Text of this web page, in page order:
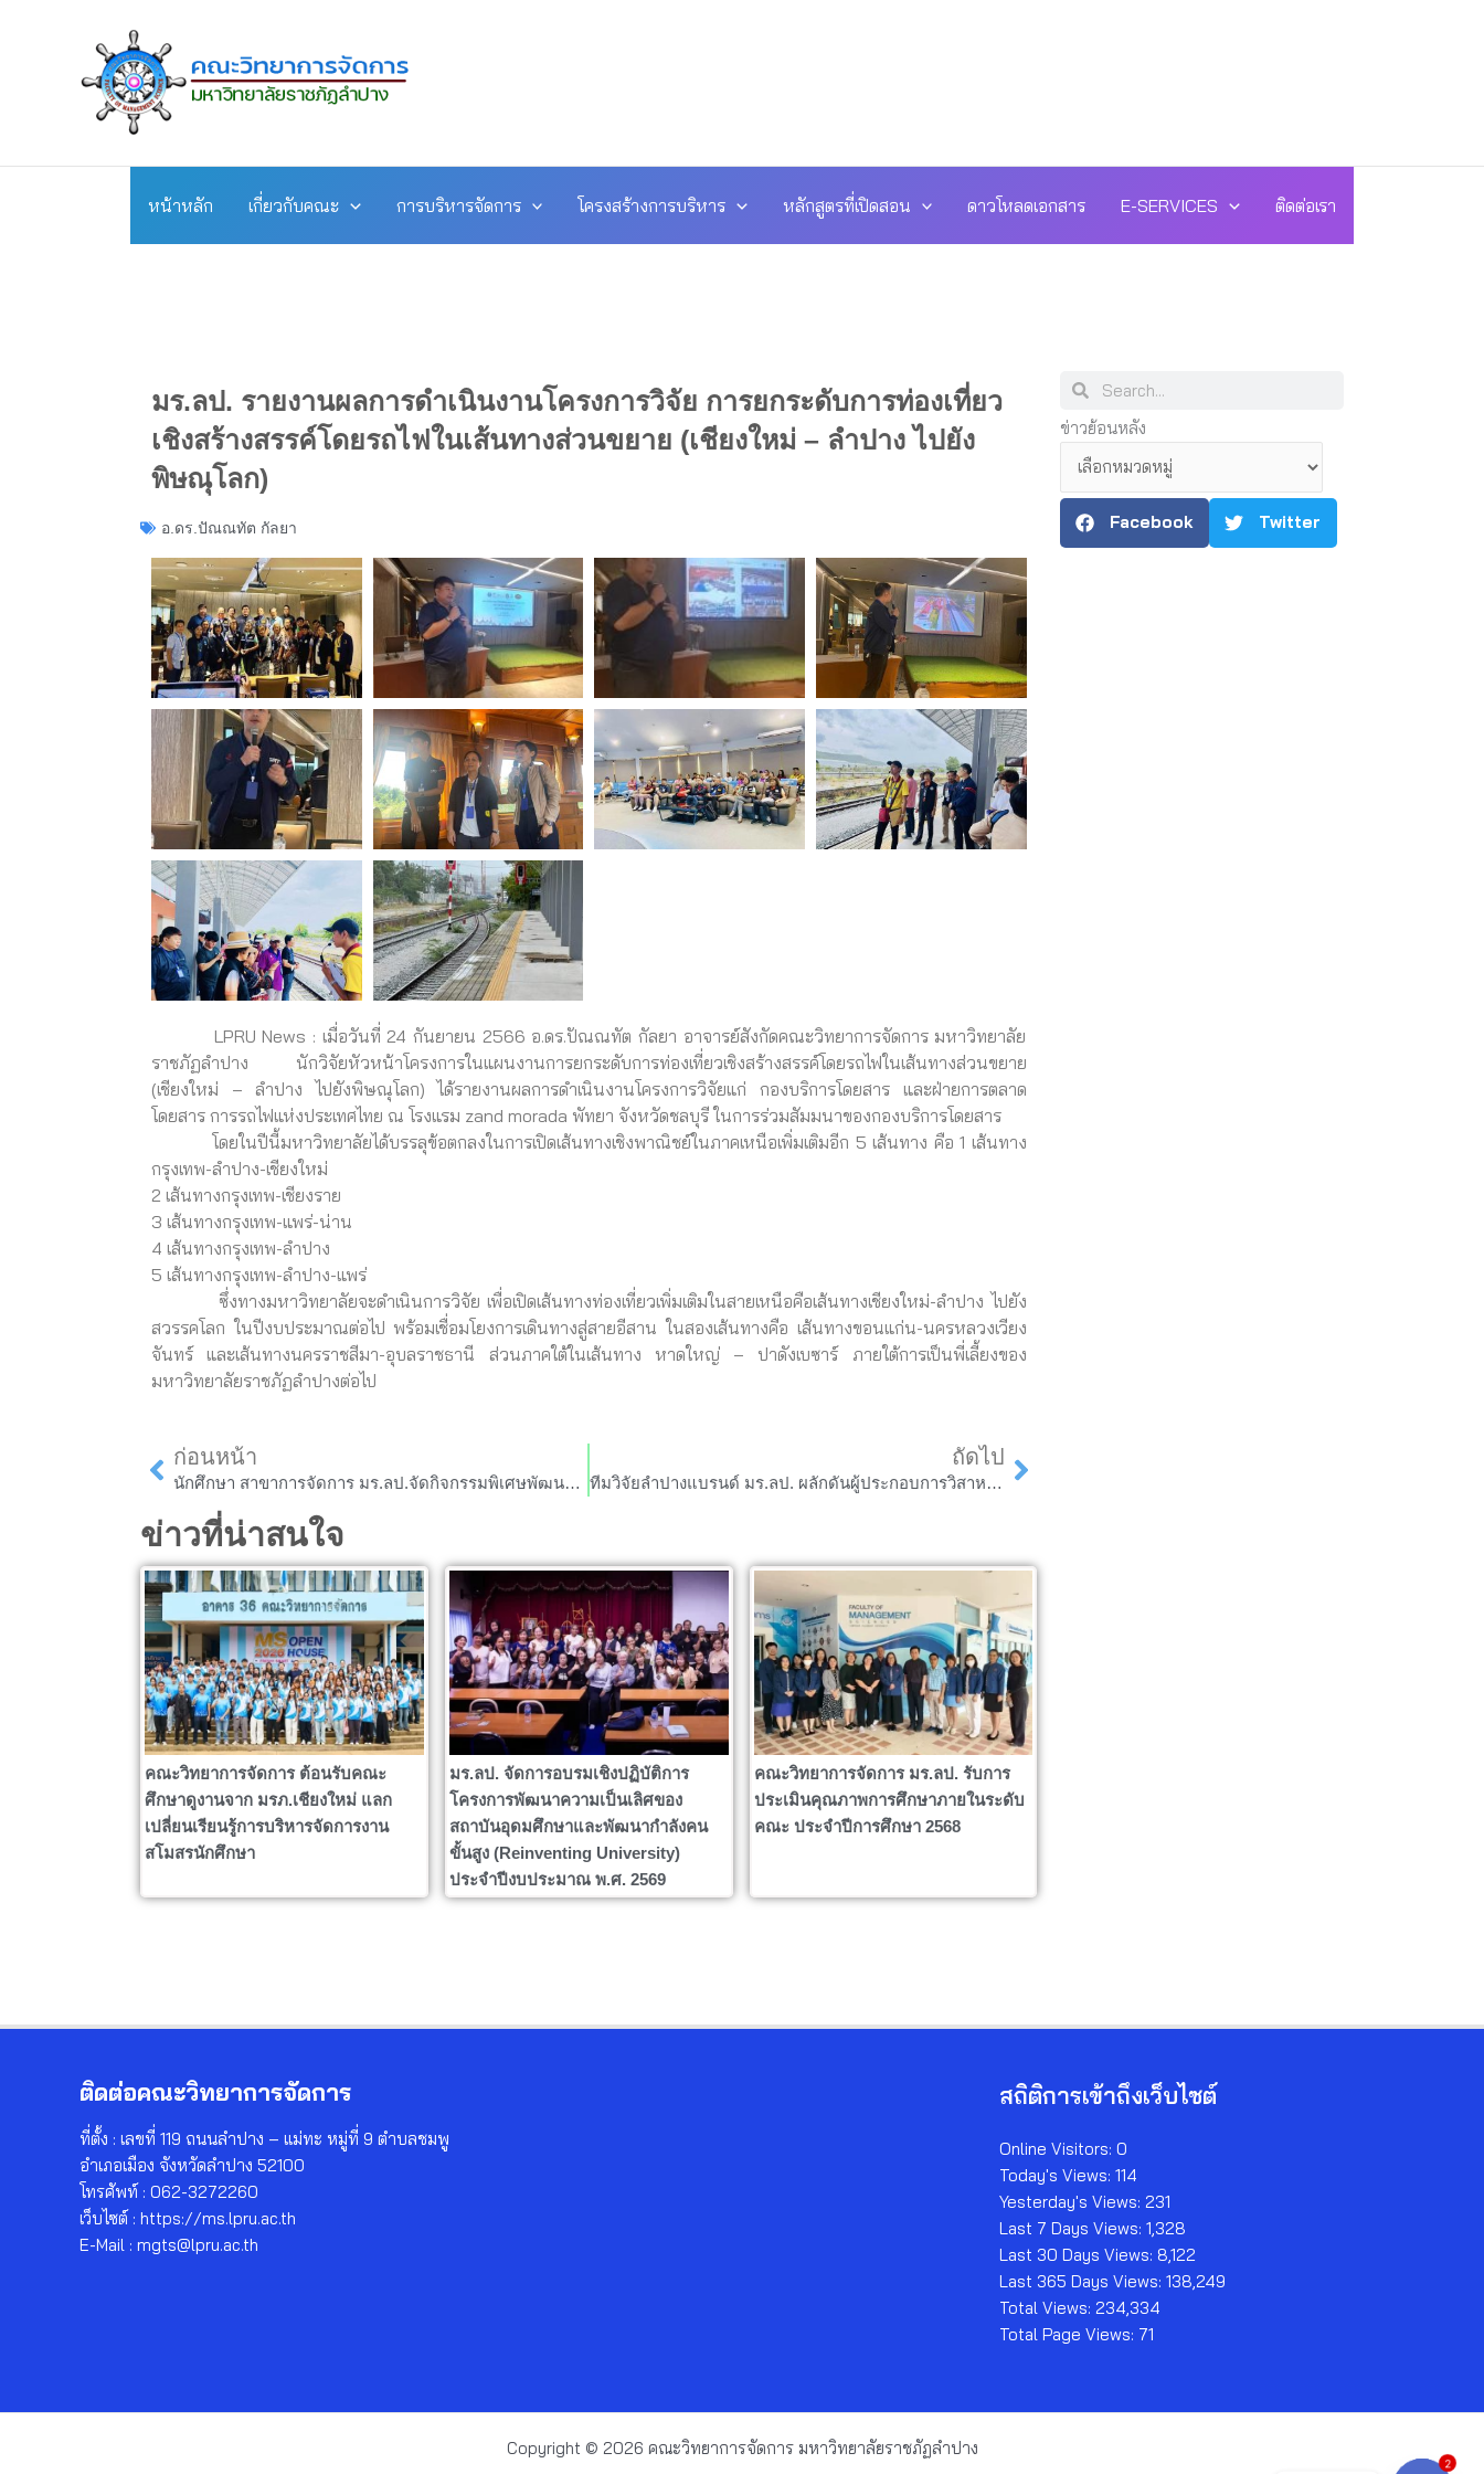
หน้าหลัก เกี่ยวกับคณะ การบริหารจัดการ โครงสร้างการบริหาร หลักสูตรที่เปิดสอน ดาวโหลดเอกสาร E-SERVICES ติดต่อเรา
มร.ลป. รายงานผลการดำเนินงานโครงการวิจัย การยกระดับการท่องเที่ยว
เชิงสร้างสรรค์โดยรถไฟในเส้นทางส่วนขยาย (เชียงใหม่ – ลำปาง ไปยัง
พิษณุโลก)
อ.ดร.ปัณณทัต กัลยา
LPRU News : เมื่อวันที่ 24 กันยายน 2566 อ.ดร.ปัณณทัต กัลยา อาจารย์สังกัดคณะวิทยาการจัดการ มหาวิทยาลัย
ราชภัฏลำปาง นักวิจัยหัวหน้าโครงการในแผนงานการยกระดับการท่องเที่ยวเชิงสร้างสรรค์โดยรถไฟในเส้นทางส่วนขยาย
(เชียงใหม่ – ลำปาง ไปยังพิษณุโลก) ได้รายงานผลการดำเนินงานโครงการวิจัยแก่ กองบริการโดยสาร และฝ่ายการตลาด
โดยสาร การรถไฟแห่งประเทศไทย ณ โรงแรม zand morada พัทยา จังหวัดชลบุรี ในการร่วมสัมมนาของกองบริการโดยสาร
โดยในปีนี้มหาวิทยาลัยได้บรรลุข้อตกลงในการเปิดเส้นทางเชิงพาณิชย์ในภาคเหนือเพิ่มเติมอีก 5 เส้นทาง คือ 1 เส้นทาง
กรุงเทพ-ลำปาง-เชียงใหม่
2 เส้นทางกรุงเทพ-เชียงราย
3 เส้นทางกรุงเทพ-แพร่-น่าน
4 เส้นทางกรุงเทพ-ลำปาง
5 เส้นทางกรุงเทพ-ลำปาง-แพร่
ซึ่งทางมหาวิทยาลัยจะดำเนินการวิจัย เพื่อเปิดเส้นทางท่องเที่ยวเพิ่มเติมในสายเหนือคือเส้นทางเชียงใหม่-ลำปาง ไปยัง
สวรรคโลก ในปีงบประมาณต่อไป พร้อมเชื่อมโยงการเดินทางสู่สายอีสาน ในสองเส้นทางคือ เส้นทางขอนแก่น-นครหลวงเวียง
จันทร์ และเส้นทางนครราชสีมา-อุบลราชธานี ส่วนภาคใต้ในเส้นทาง หาดใหญ่ – ปาดังเบซาร์ ภายใต้การเป็นพี่เลี้ยงของ
มหาวิทยาลัยราชภัฏลำปางต่อไป
Prev
ก่อนหน้า
นักศึกษา สาขาการจัดการ มร.ลป.จัดกิจกรรมพิเศษพัฒนาโรงเรียนพร้อมมอบอุปกรณ์การเรียน ร.ร.บ้านผาต้าย
ถัดไป
ทีมวิจัยลำปางแบรนด์ มร.ลป. ผลักดันผู้ประกอบการวิสาหกิจเพื่อสังคมสำเร็จหลังใช้งานวิจัยบ่มเพาะและพัฒนา
Next
ข่าวที่น่าสนใจ
คณะวิทยาการจัดการ ต้อนรับคณะ
ศึกษาดูงานจาก มรภ.เชียงใหม่ แลก
เปลี่ยนเรียนรู้การบริหารจัดการงาน
สโมสรนักศึกษา
มร.ลป. จัดการอบรมเชิงปฏิบัติการ
โครงการพัฒนาความเป็นเลิศของ
สถาบันอุดมศึกษาและพัฒนากำลังคน
ขั้นสูง (Reinventing University)
ประจำปีงบประมาณ พ.ศ. 2569
คณะวิทยาการจัดการ มร.ลป. รับการ
ประเมินคุณภาพการศึกษาภายในระดับ
คณะ ประจำปีการศึกษา 2568
SearchSearch
ข่าวย้อนหลัง
ข่าว
ย้อน
หลัง
Facebook
Twitter
ติดต่อคณะวิทยาการจัดการ
ที่ตั้ง : เลขที่ 119 ถนนลำปาง – แม่ทะ หมู่ที่ 9 ตำบลชมพู
อำเภอเมือง จังหวัดลำปาง 52100
โทรศัพท์ : 062-3272260
เว็บไซต์ : https://ms.lpru.ac.th
E-Mail : mgts@lpru.ac.th
สถิติการเข้าถึงเว็บไซต์
Online Visitors:0
Today's Views:114
Yesterday's Views:231
Last 7 Days Views:1,328
Last 30 Days Views: 8,122
Last 365 Days Views:138,249
Total Views:234,334
Total Page Views: 71
Copyright © 2026 คณะวิทยาการจัดการ มหาวิทยาลัยราชภัฏลำปาง
2